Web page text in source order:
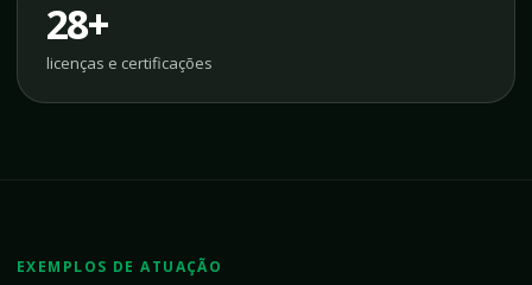
28+
licenças e certificações
EXEMPLOS DE ATUAÇÃO